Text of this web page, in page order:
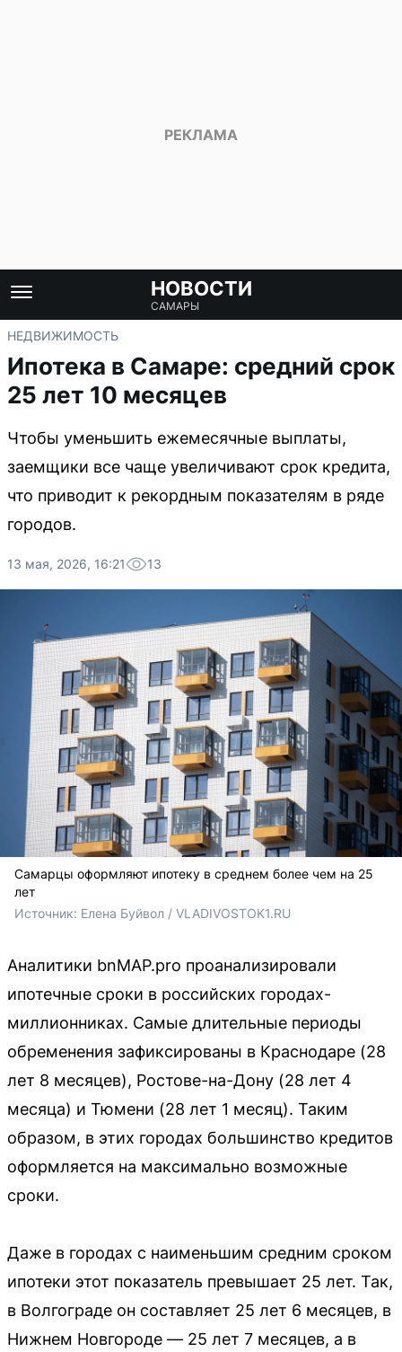
НОВОСТИ
САМАРЫ
НЕДВИЖИМОСТЬ
Ипотека в Самаре: средний срок
25 лет 10 месяцев
Чтобы уменьшить ежемесячные выплаты,
заемщики все чаще увеличивают срок кредита,
что приводит к рекордным показателям в ряде
городов.
13 мая, 2026, 16:21 13
Самарцы оформляют ипотеку в среднем более чем на 25
лет
Источник: Елена Буйвол / VLADIVOSTOK1.RU
Аналитики bnMAP.pro проанализировали
ипотечные сроки в российских городах-
миллионниках. Самые длительные периоды
обременения зафиксированы в Краснодаре (28
лет 8 месяцев), Ростове-на-Дону (28 лет 4
месяца) и Тюмени (28 лет 1 месяц). Таким
образом, в этих городах большинство кредитов
оформляется на максимально возможные
сроки.
Даже в городах с наименьшим средним сроком
ипотеки этот показатель превышает 25 лет. Так,
в Волгограде он составляет 25 лет 6 месяцев, в
Нижнем Новгороде — 25 лет 7 месяцев, а в